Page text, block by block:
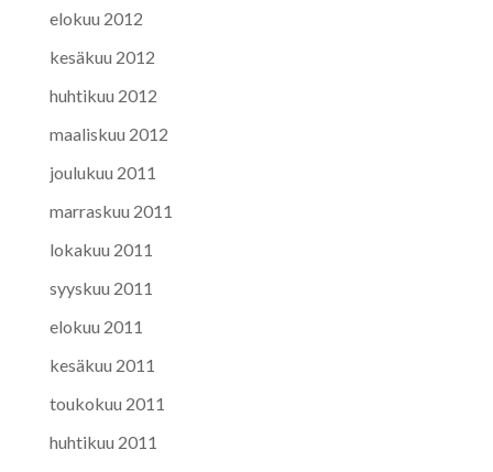
elokuu 2012
kesäkuu 2012
huhtikuu 2012
maaliskuu 2012
joulukuu 2011
marraskuu 2011
lokakuu 2011
syyskuu 2011
elokuu 2011
kesäkuu 2011
toukokuu 2011
huhtikuu 2011